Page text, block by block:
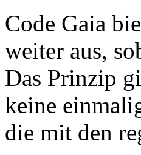
Code Gaia
weiter aus,
Das Prinzip
keine
die mit den